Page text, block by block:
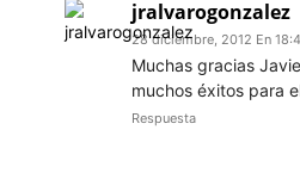
jralvarogonzalez
28 diciembre, 2012 En
Muchas gracias
muchos éxitos para
Respuesta